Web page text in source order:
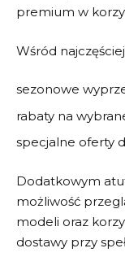
premium w
Wśród
sezonowe
rabaty na
specjalne oferty
Dodatkowym
możliwość
modeli oraz
dostawy przy